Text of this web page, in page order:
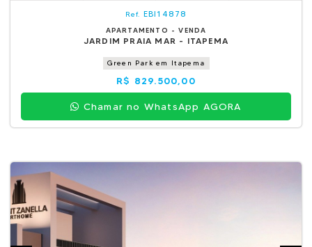
Ref. EBI14878
APARTAMENTO - VENDA
JARDIM PRAIA MAR - ITAPEMA
Green Park em Itapema
R$ 829.500,00
Chamar no WhatsApp AGORA